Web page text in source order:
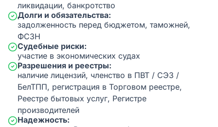
ликвидации, банкротство
Долги и обязательства:
задолженность перед бюджетом, таможней,
ФСЗН
Судебные риски:
участие в экономических судах
Разрешения и реестры:
наличие лицензий, членство в ПВТ / СЭЗ /
БелТПП, регистрация в Торговом реестре,
Реестре бытовых услуг, Регистре
производителей
Надежность: